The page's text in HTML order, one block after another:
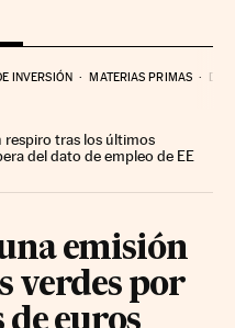
INVERSIÓN MATERIAS PRIMAS
respiro tras los últimos
del dato de empleo de EE
emisión
verdes por